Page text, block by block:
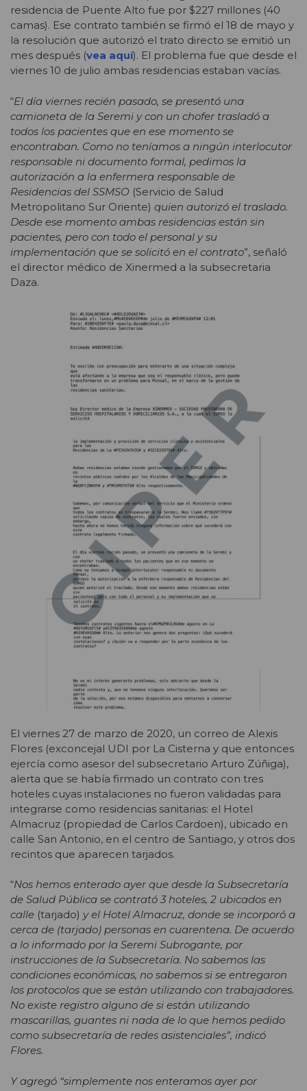
residencia de Puente Alto fue por $227 millones (40
camas). Ese contrato también se firmó el 18 de mayo y
la resolución que autorizó el trato directo se emitió un
mes después (vea aquí). El problema fue que desde el
viernes 10 de julio ambas residencias estaban vacías.
“El día viernes recién pasado, se presentó una
camioneta de la Seremi y con un chofer trasladó a
todos los pacientes que en ese momento se
encontraban. Como no teníamos a ningún interlocutor
responsable ni documento formal, pedimos la
autorización a la enfermera responsable de
Residencias del SSMSO (Servicio de Salud
Metropolitano Sur Oriente) quien autorizó el traslado.
Desde ese momento ambas residencias están sin
pacientes, pero con todo el personal y su
implementación que se solicitó en el contrato”, señaló
el director médico de Xinermed a la subsecretaria
Daza.
El viernes 27 de marzo de 2020, un correo de Alexis
Flores (exconcejal UDI por La Cisterna y que entonces
ejercía como asesor del subsecretario Arturo Zúñiga),
alerta que se había firmado un contrato con tres
hoteles cuyas instalaciones no fueron validadas para
integrarse como residencias sanitarias: el Hotel
Almacruz (propiedad de Carlos Cardoen), ubicado en
calle San Antonio, en el centro de Santiago, y otros dos
recintos que aparecen tarjados.
“Nos hemos enterado ayer que desde la Subsecretaría
de Salud Pública se contrató 3 hoteles, 2 ubicados en
calle (tarjado) y el Hotel Almacruz, donde se incorporó a
cerca de (tarjado) personas en cuarentena. De acuerdo
a lo informado por la Seremi Subrogante, por
instrucciones de la Subsecretaría. No sabemos las
condiciones económicas, no sabemos si se entregaron
los protocolos que se están utilizando con trabajadores.
No existe registro alguno de si están utilizando
mascarillas, guantes ni nada de lo que hemos pedido
como subsecretaría de redes asistenciales”, indicó
Flores.
Y agregó “simplemente nos enteramos ayer por